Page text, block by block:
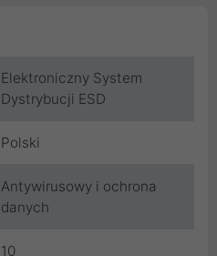
Elektroniczny System
Dystrybucji ESD
Polski
Antywirusowy i ochrona
danych
10